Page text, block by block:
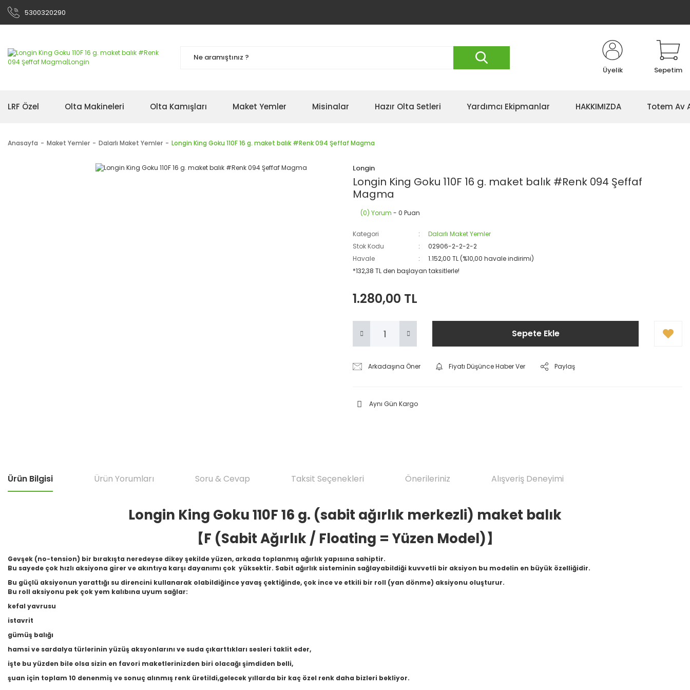
5300320290
Üyelik Sepetim
LRF Özel Olta Makineleri Olta Kamışları Maket Yemler Misinalar Hazır Olta Setleri Yardımcı Ekipmanlar HAKKIMIZDA Totem Av
Anasayfa Maket Yemler Dalarlı Maket Yemler Longin King Goku 110F 16 g. maket balık #Renk 094 Şeffaf Magma
Longin
Longin King Goku 110F 16 g. maket balık #Renk 094 Şeffaf
Magma
(0) Yorum - 0 Puan
Kategori
Dalarlı Maket Yemler
Stok Kodu
02906-2-2-2-2
Havale
1.152,00 TL (%10,00 havale indirimi)
*132,38 TL den başlayan taksitlerle!
1.280,00 TL
Sepete Ekle
Arkadaşına Öner Fiyatı Düşünce Haber Ver Paylaş
Aynı Gün Kargo
Ürün Bilgisi Ürün Yorumları Soru & Cevap Taksit Seçenekleri Önerileriniz Alışveriş Deneyimi
Longin King Goku 110F 16 g. (sabit ağırlık merkezli) maket balık
【F (Sabit Ağırlık / Floating = Yüzen Model)】
Gevşek (no-tension) bir bırakışta neredeyse dikey şekilde yüzen, arkada toplanmış ağırlık yapısına sahiptir.
Bu sayede çok hızlı aksiyona girer ve akıntıya karşı dayanımı çok yüksektir. Sabit ağırlık sisteminin sağlayabildiği kuvvetli bir aksiyon bu modelin en büyük özelliğidir.
Bu güçlü aksiyonun yarattığı su direncini kullanarak olabildiğince yavaş çektiğinde, çok ince ve etkili bir roll (yan dönme) aksiyonu oluşturur.
Bu roll aksiyonu pek çok yem kalıbına uyum sağlar:
kefal yavrusu
istavrit
gümüş balığı
hamsi ve sardalya türlerinin yüzüş aksyonlarını ve suda çıkarttıkları sesleri taklit eder,
işte bu yüzden bile olsa sizin en favori maketlerinizden biri olacağı şimdiden belli,
şuan için toplam 10 denenmiş ve sonuç alınmış renk üretildi,gelecek yıllarda bir kaç özel renk daha bizleri bekliyor.